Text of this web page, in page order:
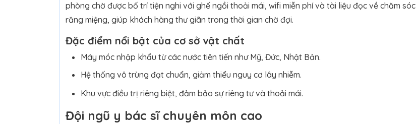
phòng chờ được bố trí tiện nghi với ghế ngồi thoải mái, wifi miễn phí và tài liệu đọc về chăm sóc
răng miệng, giúp khách hàng thư giãn trong thời gian chờ đợi.
Đặc điểm nổi bật của cơ sở vật chất
Máy móc nhập khẩu từ các nước tiên tiến như Mỹ, Đức, Nhật Bản.
Hệ thống vô trùng đạt chuẩn, giảm thiểu nguy cơ lây nhiễm.
Khu vực điều trị riêng biệt, đảm bảo sự riêng tư và thoải mái.
Đội ngũ y bác sĩ chuyên môn cao